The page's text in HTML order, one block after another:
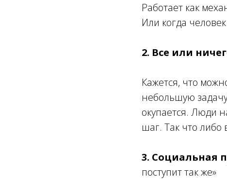
Работает как
Или когда
2. Все или
Кажется, что
небольшую
окупается. Люди
шаг. Так что
3. Социальная
поступит так же»